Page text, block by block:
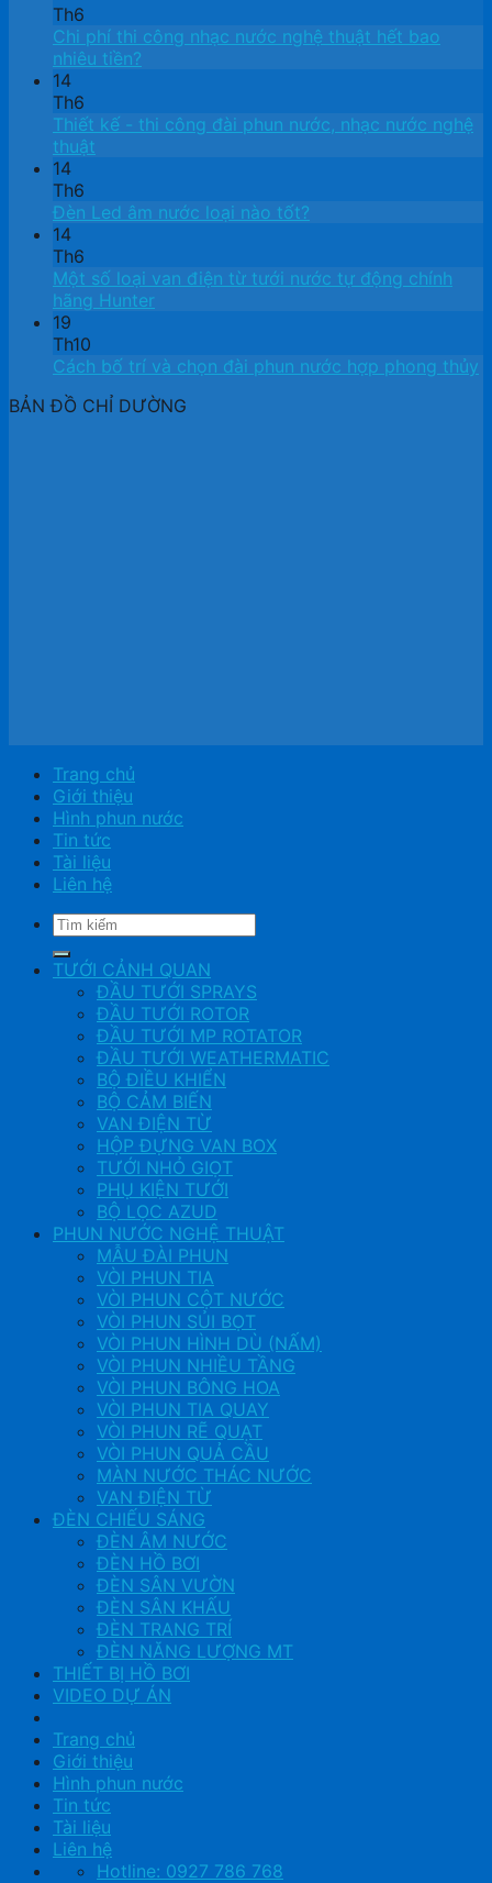
Th6
Chi phí thi công nhạc nước nghệ thuật hết bao
nhiêu tiền?
14
Th6
Thiết kế ​- thi công đài phun nước, nhạc nước nghệ
thuật
14
Th6
Đèn Led âm nước loại nào tốt?
14
Th6
Một số loại van điện từ tưới nước tự động chính
hãng Hunter
19
Th10
Cách bố trí và chọn đài phun nước hợp phong thủy
BẢN ĐỒ CHỈ DƯỜNG
Trang chủ
Giới thiệu
Hình phun nước
Tin tức
Tài liệu
Liên hệ
Tìm
TƯỚI CẢNH QUAN
ĐẦU TƯỚI SPRAYS
ĐẦU TƯỚI ROTOR
ĐẦU TƯỚI MP ROTATOR
ĐẦU TƯỚI WEATHERMATIC
BỘ ĐIỀU KHIỂN
BỘ CẢM BIẾN
VAN ĐIỆN TỪ
HỘP ĐỰNG VAN BOX
TƯỚI NHỎ GIỌT
PHỤ KIỆN TƯỚI
BỘ LỌC AZUD
PHUN NƯỚC NGHỆ THUẬT
MẪU ĐÀI PHUN
VÒI PHUN TIA
VÒI PHUN CỘT NƯỚC
VÒI PHUN SỦI BỌT
VÒI PHUN HÌNH DÙ (NẤM)
VÒI PHUN NHIỀU TẦNG
VÒI PHUN BÔNG HOA
VÒI PHUN TIA QUAY
VÒI PHUN RẼ QUẠT
VÒI PHUN QUẢ CẦU
MÀN NƯỚC THÁC NƯỚC
VAN ĐIỆN TỪ
ĐÈN CHIẾU SÁNG
ĐÈN ÂM NƯỚC
ĐÈN HỒ BƠI
ĐÈN SÂN VƯỜN
ĐÈN SÂN KHẤU
ĐÈN TRANG TRÍ
ĐÈN NĂNG LƯỢNG MT
THIẾT BỊ HỒ BƠI
VIDEO DỰ ÁN
Trang chủ
Giới thiệu
Hình phun nước
Tin tức
Tài liệu
Liên hệ
Hotline: 0927 786 768